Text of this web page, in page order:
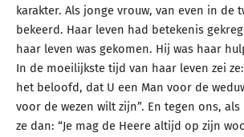
karakter. Als jonge vrouw, van even in de
bekeerd. Haar leven had betekenis
haar leven was gekomen. Hij was haar
In de moeilijkste tijd van haar leven zei
het beloofd, dat U een Man voor de
voor de wezen wilt zijn”. En tegen ons,
ze dan: “Je mag de Heere altijd op zijn